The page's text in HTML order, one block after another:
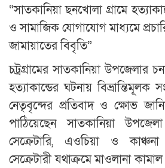
“সাতকানিয়া ছনখোলা গ্রামে
ও সামাজিক যোগাযোগ মাধ্যমে
জামায়াতের বিবৃতি”
চট্রগ্রামের সাতকানিয়া উপজেলার
হত্যাকান্ডের ঘটনায় বিভ্রান্তিমূলক
নেতৃবৃন্দের প্রতিবাদ ও ক্ষোভ
পাঠিয়েছেন সাতকানিয়া
সেক্রেটারি, এওচিয়া ও
সেক্রেটারী যথাক্রমে মাওলানা